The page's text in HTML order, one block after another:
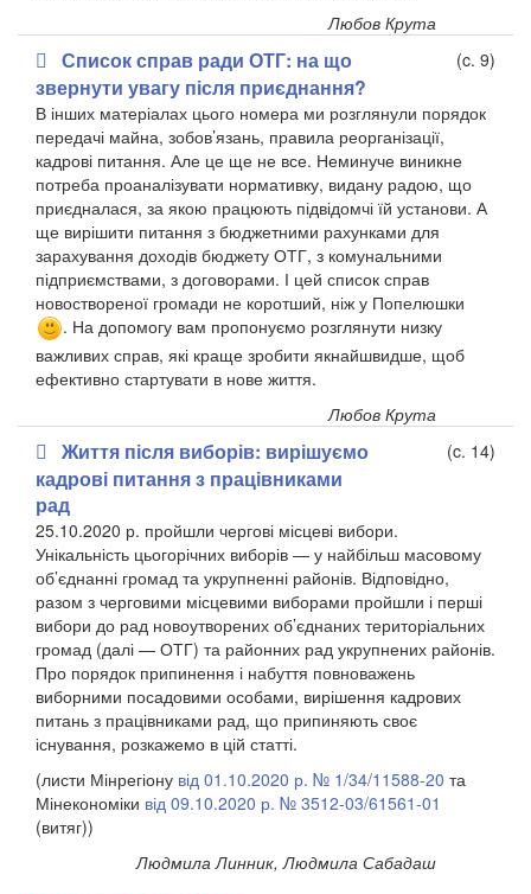
Любов Крута
Список справ ради ОТГ: на що
звернути увагу після приєднання?
(c. 9)
В інших матеріалах цього номера ми розглянули порядок
передачі майна, зобов’язань, правила реорганізації,
кадрові питання. Але це ще не все. Неминуче виникне
потреба проаналізувати нормативку, видану радою, що
приєдналася, за якою працюють підвідомчі їй установи. А
ще вирішити питання з бюджетними рахунками для
зарахування доходів бюджету ОТГ, з комунальними
підприємствами, з договорами. І цей список справ
новоствореної громади не коротший, ніж у Попелюшки
. На допомогу вам пропонуємо розглянути низку
важливих справ, які краще зробити якнайшвидше, щоб
ефективно стартувати в нове життя.
Любов Крута
Життя після виборів: вирішуємо
кадрові питання з працівниками
рад
(c. 14)
25.10.2020 р. пройшли чергові місцеві вибори.
Унікальність цьогорічних виборів — у найбільш масовому
об’єднанні громад та укрупненні районів. Відповідно,
разом з черговими місцевими виборами пройшли і перші
вибори до рад новоутворених об’єднаних територіальних
громад (далі — ОТГ) та районних рад укрупнених районів.
Про порядок припинення і набуття повноважень
виборними посадовими особами, вирішення кадрових
питань з працівниками рад, що припиняють своє
існування, розкажемо в цій статті.
(листи Мінрегіону від 01.10.2020 р. № 1/34/11588-20 та
Мінекономіки від 09.10.2020 р. № 3512-03/61561-01
(витяг))
Людмила Линник, Людмила Сабадаш